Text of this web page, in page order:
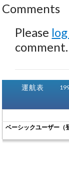
Comments
Please
comment.
運航表
ベーシックユーザー（